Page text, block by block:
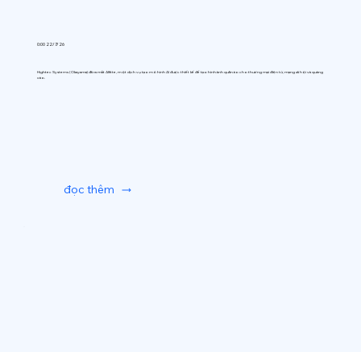
0:00 22/7/26
Hightec Systems (Okayama) đã ra mắt AIfitte, một dịch vụ tạo mô hình AI được thiết kế để tạo hình ảnh quần áo cho thương mại điện tử, mạng xã hội và quảng
cáo.
đọc thêm